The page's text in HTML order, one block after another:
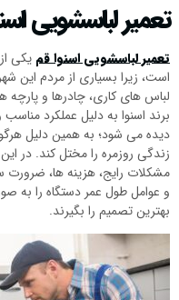
تعمیر لباسشویی
تعمیر لباسشویی اسنوا قم یکی
است، زیرا بسیاری از مردم این
لباس های کاری، چادرها و
برند اسنوا به دلیل عملکرد
دیده می شود؛ به همین دلیل
زندگی روزمره را مختل کند. در
مشکلات رایج، هزینه ها،
و عوامل طول عمر دستگاه را به
بهترین تصمیم را بگیرند.